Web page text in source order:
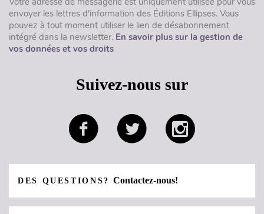
envoyer les lettres d'information des Éditions Ellipses. Vous
pouvez à tout moment utiliser le lien de désabonnement
intégré dans la newsletter. En savoir plus sur la gestion de
vos données et vos droits
Suivez-nous sur
DES QUESTIONS?Contactez-nous!